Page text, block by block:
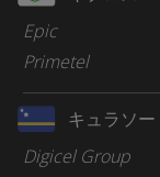
Epic
Primetel
キュラソー
Digicel Group